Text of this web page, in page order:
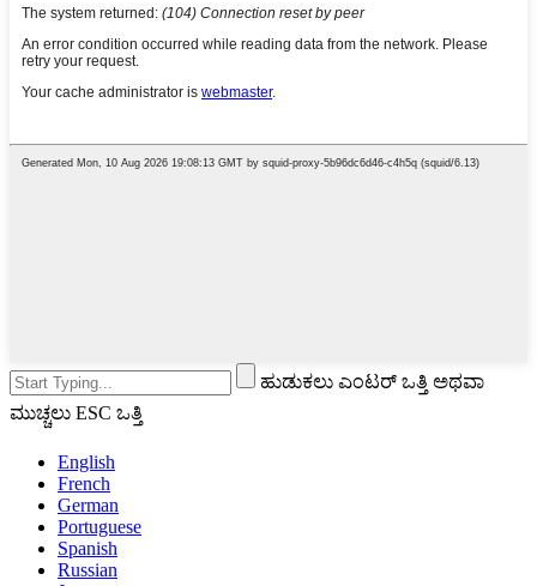
ಹುಡುಕಲು ಎಂಟರ್ ಒತ್ತಿ ಅಥವಾ
ಮುಚ್ಚಲು ESC ಒತ್ತಿ
English
French
German
Portuguese
Spanish
Russian